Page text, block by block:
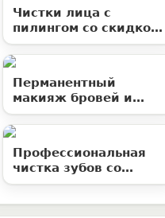
Чистки лица с
пилингом со скидкой
50% в студии
эстетической
«Территория ВуМен»
Перманентный
макияж бровей и
ламинирование
ресниц со скидкой до
Профессиональная
чистка зубов со
скидкой 50% в